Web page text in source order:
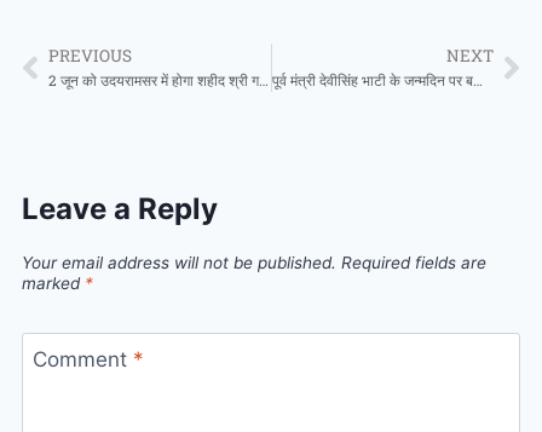
PREVIOUS
2 जून को उदयरामसर में होगा शहीद श्री गजराज सिंह यादव की प्रतिमा का अनावरण
NEXT
पूर्व मंत्री देवीसिंह भाटी के जन्मदिन पर बधाई देने वालों का लगा तांता,सोशल मीडिया पर दिनभर रहा ट्रेंडिंग,देशनोक से भी पहुंचे समर्थक
Leave a Reply
Your email address will not be published. Required fields are
marked *
Comment *